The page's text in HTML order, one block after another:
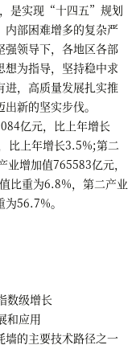
是实现“十四五”规划
内部困难增多的复杂严
强领导下，各地区各部
想为指导，坚持稳中求
，高质量发展扎实推
新的坚实步伐。
亿元，比上年增长
比上年增长3.5%;第二
增加值765583亿元，
比重为6.8%，第二产业
56.7%。
级增长
和应用
的主要技术路径之一